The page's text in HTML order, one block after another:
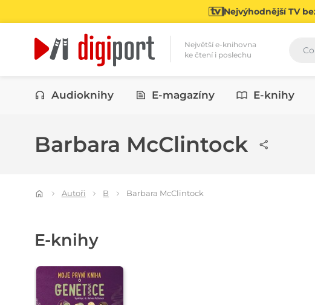
Nejvýhodnější TV
Největší e-knihovna
ke čtení i poslechu
Kategorie
Audioknihy E-magazíny E-knihy
Barbara McClintock
Autoři B Barbara McClintock
E-knihy